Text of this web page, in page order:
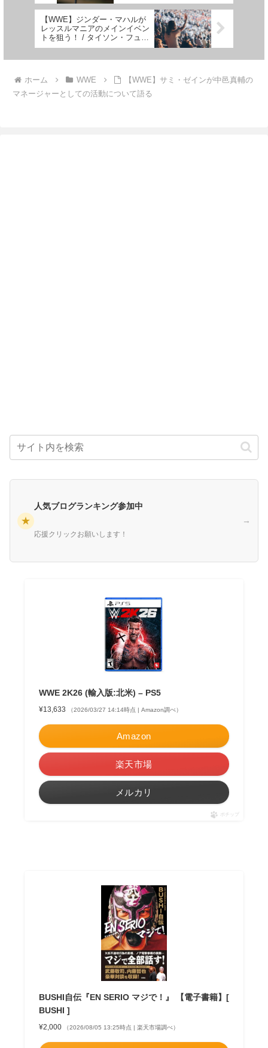
【WWE】ジンダー・マハルが
レッスルマニアのメインイベン
トを狙う！ / タイソン・フュー
リーとWWEの関係はどうな
ホーム WWE
【WWE】サミ・ゼインが中邑真輔の
マネージャーとしての活動について語る
★
人気ブログランキング参加中
応援クリックお願いします！
→
WWE 2K26 (輸入版:北米) – PS5
¥13,633 （2026/03/27 14:14時点 | Amazon調べ）
Amazon
楽天市場
メルカリ
ポチップ
BUSHI自伝『EN SERIO マジで！』 【電子書籍】[
BUSHI ]
¥2,000 （2026/08/05 13:25時点 | 楽天市場調べ）